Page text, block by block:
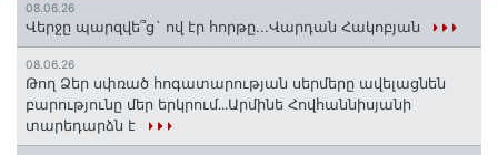
08.06.26
Վերջը պարզվե՞ց` ով էր հորթը...Վարդան Հակոբյան
08.06.26
Թող Ձեր սփռած հոգատարության սերմերը ավելացնեն
բարությունը մեր երկրում․․․Արմինե Հովհաննիսյանի
տարեդարձն է